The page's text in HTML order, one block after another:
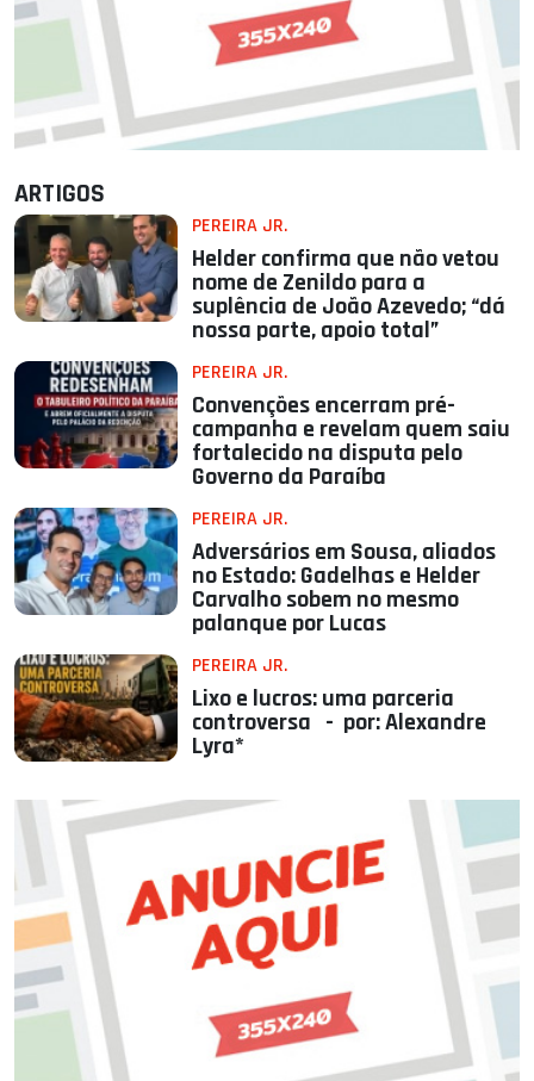
ARTIGOS
PEREIRA JR.
Helder confirma que não vetou
nome de Zenildo para a
suplência de João Azevedo; “dá
nossa parte, apoio total”
PEREIRA JR.
Convenções encerram pré-
campanha e revelam quem saiu
fortalecido na disputa pelo
Governo da Paraíba
PEREIRA JR.
Adversários em Sousa, aliados
no Estado: Gadelhas e Helder
Carvalho sobem no mesmo
palanque por Lucas
PEREIRA JR.
Lixo e lucros: uma parceria
controversa - por: Alexandre
Lyra*